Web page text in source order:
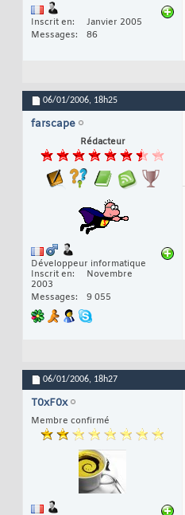
Inscrit en
Janvier 2005
Messages
86
06/01/2006, 18h25
farscape
Rédacteur
Développeur informatique
Inscrit en
Novembre
2003
Messages
9 055
06/01/2006, 18h27
T0xF0x
Membre confirmé